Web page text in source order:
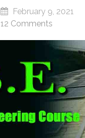
February 9, 2021
12 Comments